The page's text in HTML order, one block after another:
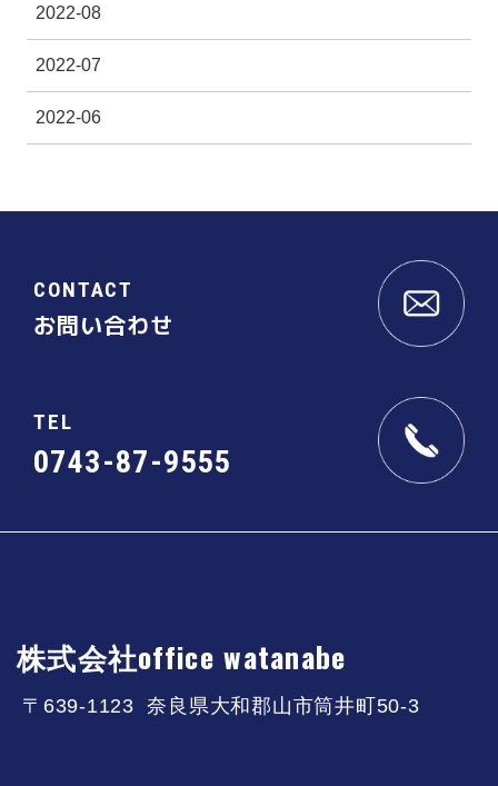
2022-08
2022-07
2022-06
CONTACT
お問い合わせ
TEL
0743-87-9555
株式会社office watanabe
〒639-1123 奈良県大和郡山市筒井町50-3